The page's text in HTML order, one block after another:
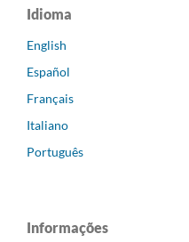
Idioma
English
Español
Français
Italiano
Português
Informações